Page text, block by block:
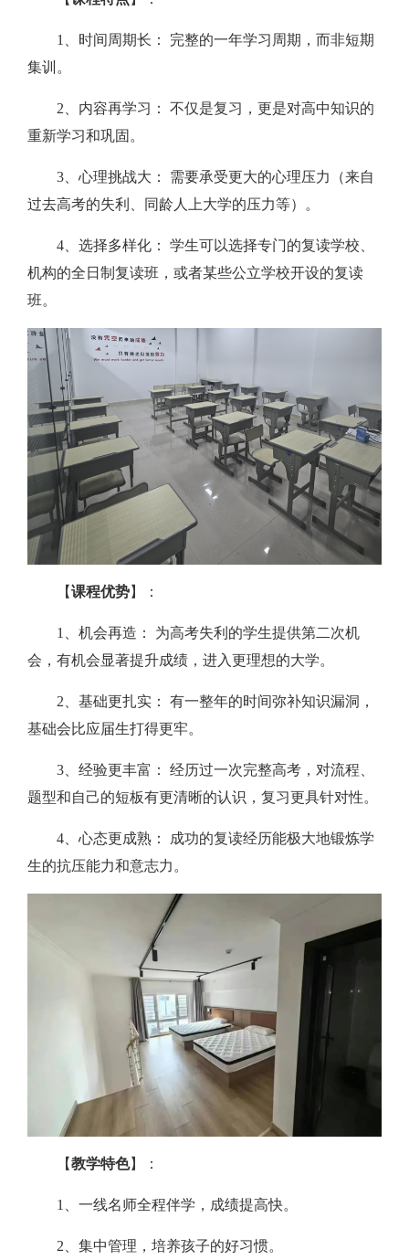
1、时间周期长： 完整的一年学习周期，而非短期
集训。
2、内容再学习： 不仅是复习，更是对高中知识的
重新学习和巩固。
3、心理挑战大： 需要承受更大的心理压力（来自
过去高考的失利、同龄人上大学的压力等）。
4、选择多样化： 学生可以选择专门的复读学校、
机构的全日制复读班，或者某些公立学校开设的复读
班。
【课程优势】：
1、机会再造： 为高考失利的学生提供第二次机
会，有机会显著提升成绩，进入更理想的大学。
2、基础更扎实： 有一整年的时间弥补知识漏洞，
基础会比应届生打得更牢。
3、经验更丰富： 经历过一次完整高考，对流程、
题型和自己的短板有更清晰的认识，复习更具针对性。
4、心态更成熟： 成功的复读经历能极大地锻炼学
生的抗压能力和意志力。
【教学特色】：
1、一线名师全程伴学，成绩提高快。
2、集中管理，培养孩子的好习惯。